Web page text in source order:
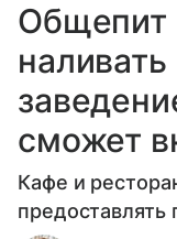
Общепит
сможет
Кафе и
предоставлять